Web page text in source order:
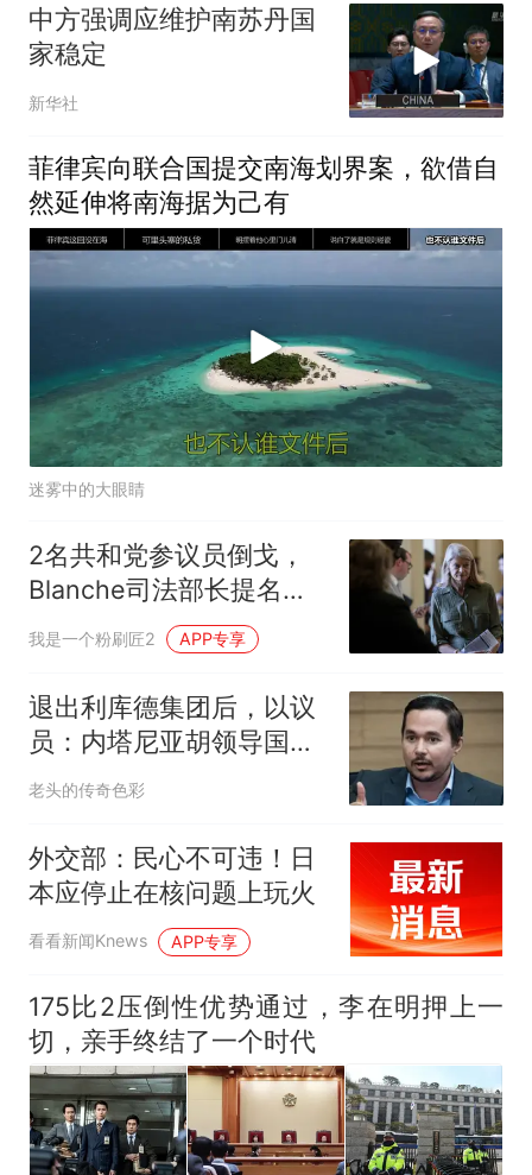
中方强调应维护南苏丹国
家稳定
新华社
菲律宾向联合国提交南海划界案，欲借自
然延伸将南海据为己有
迷雾中的大眼睛
2名共和党参议员倒戈，
Blanche司法部长提名岌
岌可危
我是一个粉刷匠2 APP专享
退出利库德集团后，以议
员：内塔尼亚胡领导国家
已失败，必须下台
老头的传奇色彩
外交部：民心不可违！日
本应停止在核问题上玩火
看看新闻Knews APP专享
175比2压倒性优势通过，李在明押上一
切，亲手终结了一个时代